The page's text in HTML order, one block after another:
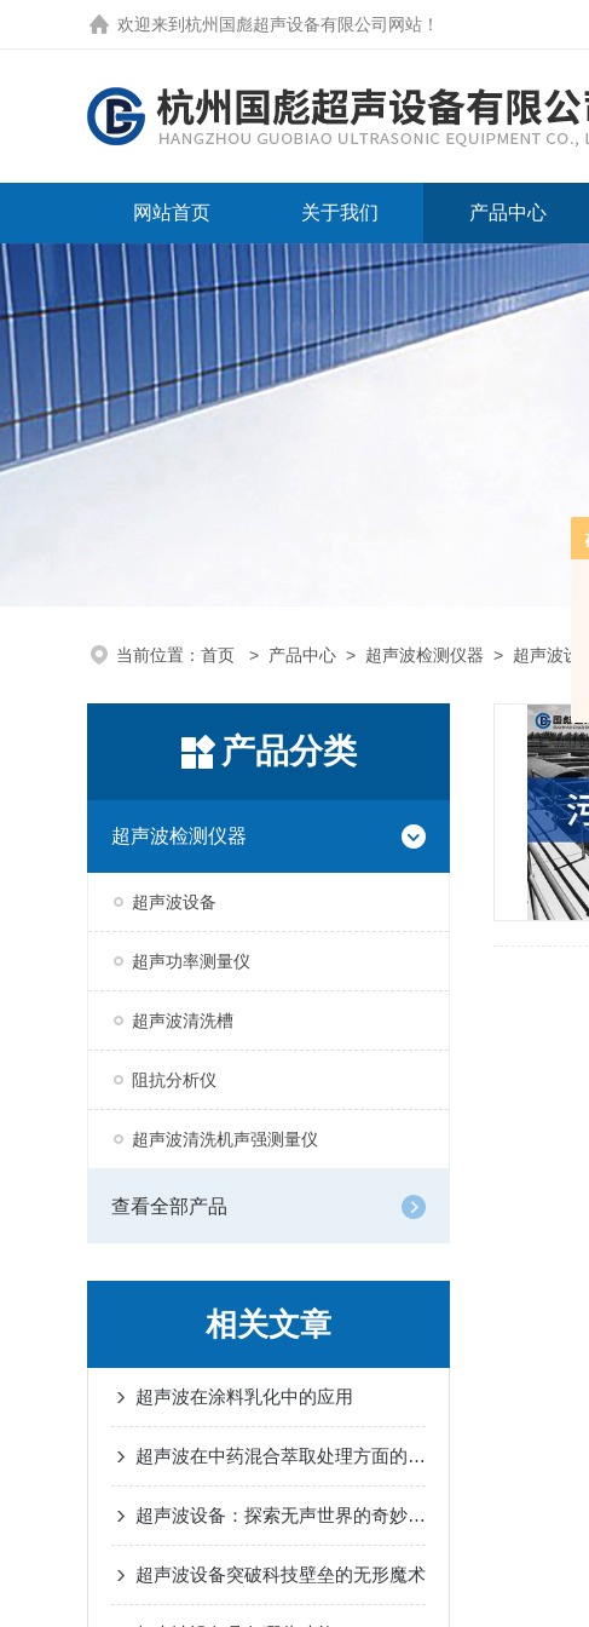
欢迎来到 杭州国彪超声设备有限公司网站 ！
网站首页 关于我们 产品中心
当前位置： 首页 > 产品中心 > 超声波检测仪器 > 超声波设备
产品分类
超声波检测仪器
超声波设备
超声功率测量仪
超声波清洗槽
阻抗分析仪
超声波清洗机声强测量仪
查看全部产品
相关文章
超声波在涂料乳化中的应用
超声波在中药混合萃取处理方面的应用
超声波设备：探索无声世界的奇妙工具
超声波设备突破科技壁垒的无形魔术